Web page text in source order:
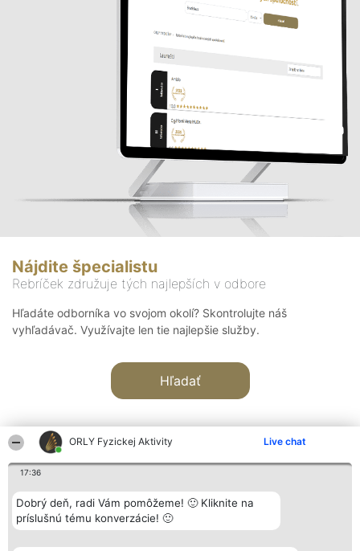
ORLY Fyzickej Aktivity Live chat
17:36
Dobrý deň, radi Vám pomôžeme! 🙂 Kliknite na
príslušnú tému konverzácie! 🙂
Nájdite špecialistu
Rebríček združuje tých najlepších v odbore
Hľadáte odborníka vo svojom okolí? Skontrolujte náš
vyhľadávač. Využívajte len tie najlepšie služby.
Hľadať
Organizátor hodnotenia
Bright Side Solutions sp. z o.
o. sp. k.
Wrocław 50-079
Hodnotenie
Laureáti
Lista
Laureatów
Kontakt
Kontakt